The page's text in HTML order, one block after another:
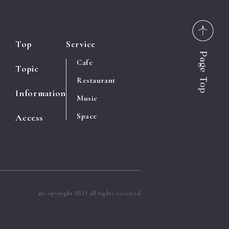
Top
Topic
Information
Access
Service
Cafe
Restaurant
Music
Space
©Copyryght ULO all rights reserved